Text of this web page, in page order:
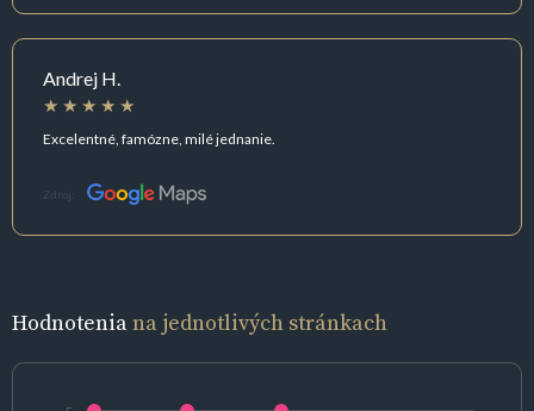
Andrej H.
Excelentné, famózne, milé jednanie.
Zdroj:
Hodnoteniana jednotlivých stránkach